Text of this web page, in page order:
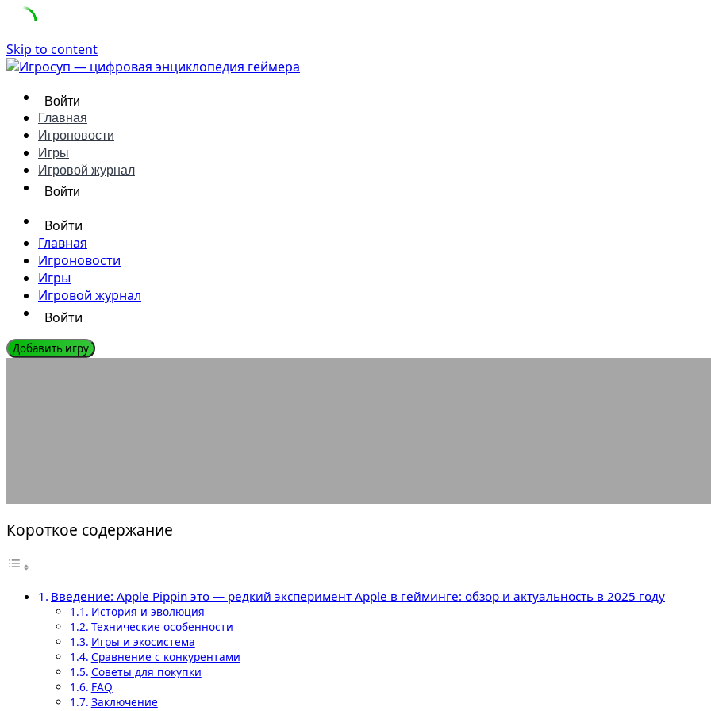
Skip to content
Войти
Главная
Игроновости
Игры
Игровой журнал
Войти
Войти
Главная
Игроновости
Игры
Игровой журнал
Войти
Добавить игру
Короткое содержание
Введение: Apple Pippin это — редкий эксперимент Apple в гейминге: обзор и актуальность в 2025 году
История и эволюция
Технические особенности
Игры и экосистема
Сравнение с конкурентами
Советы для покупки
FAQ
Заключение